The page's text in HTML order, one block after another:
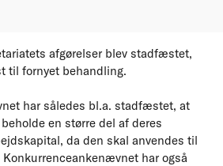
afgørelser blev stadfæstet,
til fornyet behandling.
har således bl.a. stadfæstet, at
en større del af deres
da den skal anvendes til
har også